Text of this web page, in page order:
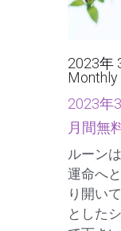
2023年
2023年
月間無
ルーン